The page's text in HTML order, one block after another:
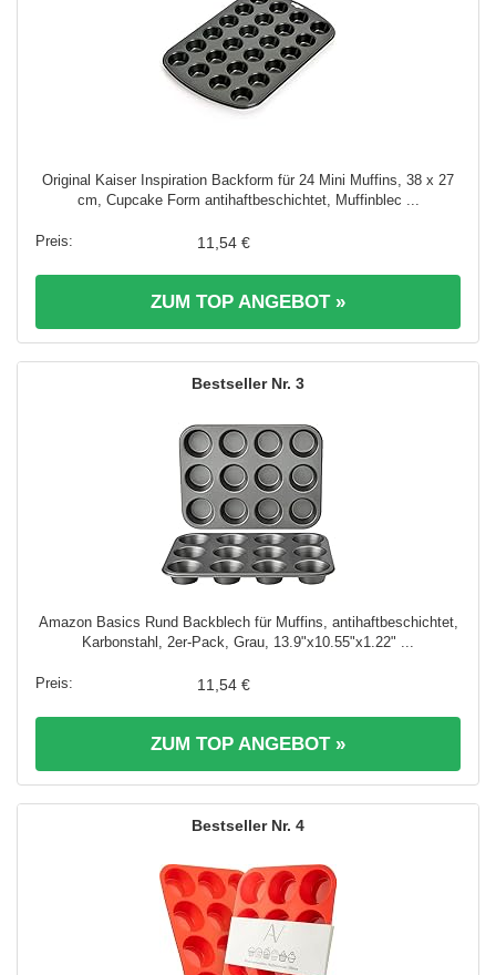
Original Kaiser Inspiration Backform für 24 Mini Muffins, 38 x 27
cm, Cupcake Form antihaftbeschichtet, Muffinblec ...
11,54 €
ZUM TOP ANGEBOT »
3
Amazon Basics Rund Backblech für Muffins, antihaftbeschichtet,
Karbonstahl, 2er-Pack, Grau, 13.9"x10.55"x1.22" ...
11,54 €
ZUM TOP ANGEBOT »
4